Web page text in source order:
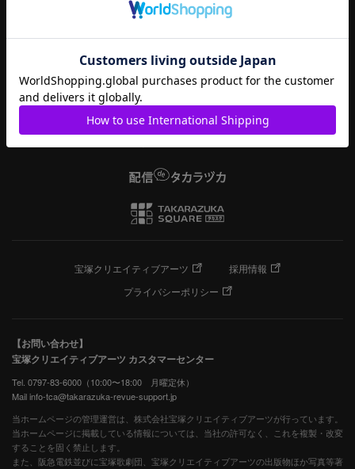
宝塚クリエイティブアーツ
採用情報
プライバシーポリシー
【お問い合わせ】
宝塚クリエイティブアーツ カスタマーセンター
Tel. 0797-83-6000（10:00〜18:00 月曜定休）
Mail info-tca@takarazuka-revue-support.jp
当ホームページの管理運営は、株式会社宝塚クリエイティブアーツが行っています。
当ホームページに掲載している情報については、当社の許可なく、これを複製・改変
することを固く禁止します。
また、阪急電鉄並びに宝塚歌劇団、宝塚クリエイティブアーツの出版物ほか写真等著